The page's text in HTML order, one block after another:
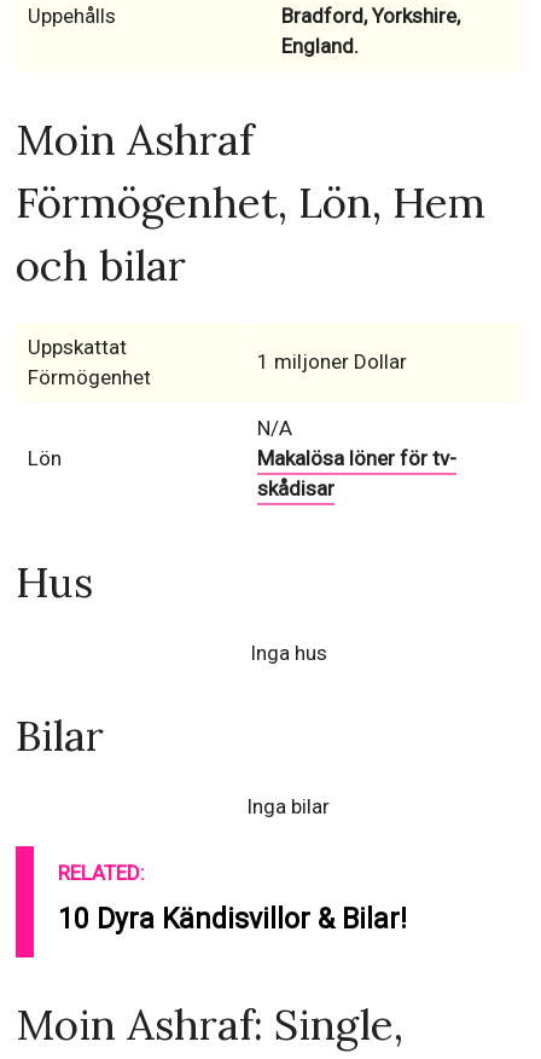
Uppehålls
Bradford, Yorkshire,
England.
Moin Ashraf
Förmögenhet, Lön, Hem
och bilar
Uppskattat
Förmögenhet
1 miljoner Dollar
Lön
N/A
Makalösa löner för tv-
skådisar
Hus
Inga hus
Bilar
Inga bilar
RELATED:
10 Dyra Kändisvillor & Bilar!
Moin Ashraf: Single,